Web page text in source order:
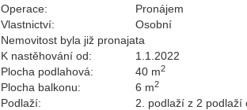
Operace:
Pronájem
Vlastnictví:
Osobní
Nemovitost byla již pronajata
K nastěhování od:
1.1.2022
Plocha podlahová:
40 m2
Plocha balkonu: 6 m2
Podlaží:
2. podlaží z 2 podlaží